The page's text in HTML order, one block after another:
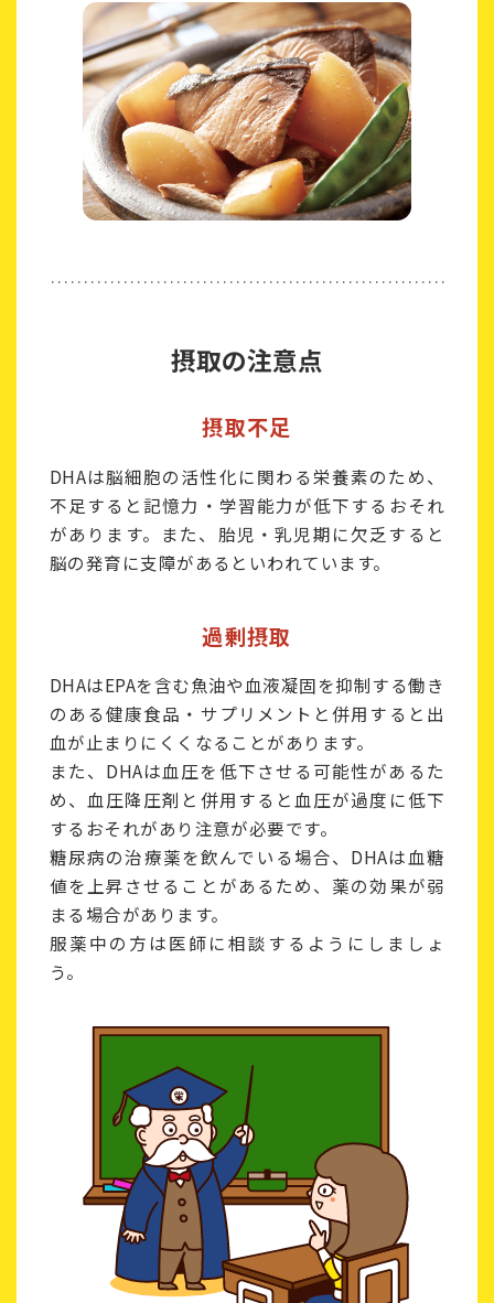
摂取の注意点
摂取不足
DHAは脳細胞の活性化に関わる栄養素のため、
不足すると記憶力・学習能力が低下するおそれ
があります。また、胎児・乳児期に欠乏すると
脳の発育に支障があるといわれています。
過剰摂取
DHAはEPAを含む魚油や血液凝固を抑制する働き
のある健康食品・サプリメントと併用すると出
血が止まりにくくなることがあります。
また、DHAは血圧を低下させる可能性があるた
め、血圧降圧剤と併用すると血圧が過度に低下
するおそれがあり注意が必要です。
糖尿病の治療薬を飲んでいる場合、DHAは血糖
値を上昇させることがあるため、薬の効果が弱
まる場合があります。
服薬中の方は医師に相談するようにしましょ
う。